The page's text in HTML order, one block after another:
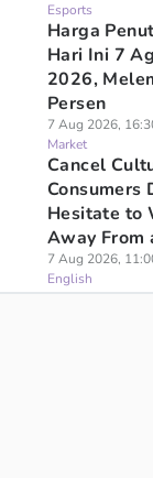
Esports
Harga
Hari Ini 7
2026,
Persen
7 Aug 2026,
Market
Cancel
Consumers
Hesitate to
Away From
7 Aug 2026,
English